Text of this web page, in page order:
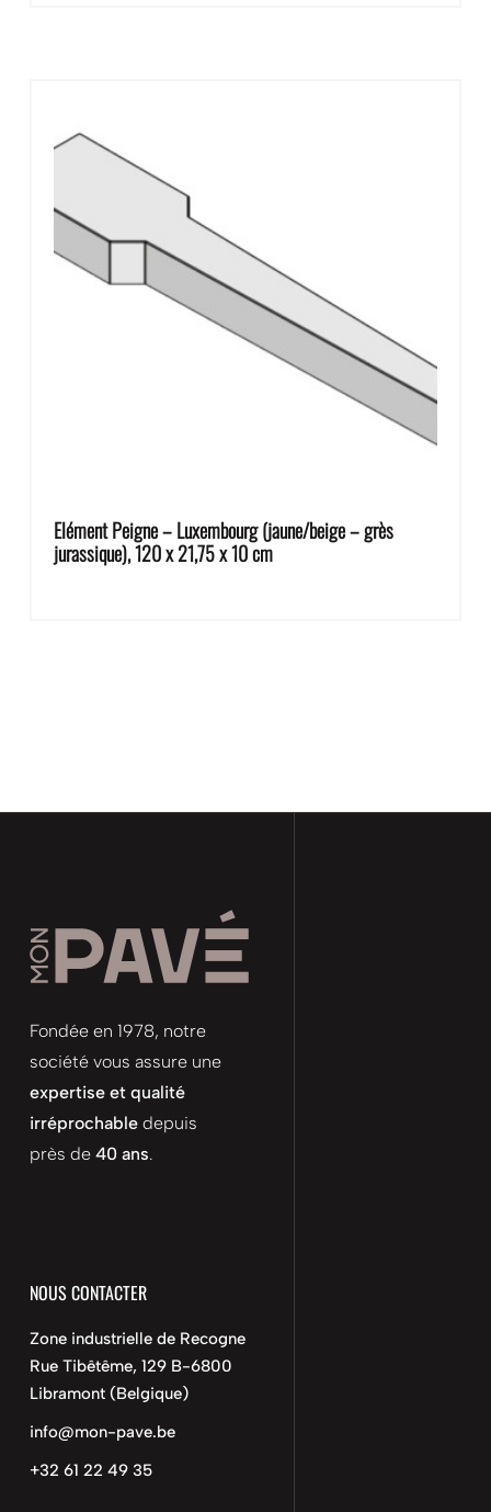
Elément Peigne – Luxembourg (jaune/beige – grès
jurassique), 120 x 21,75 x 10 cm
Fondée en 1978, notre
société vous assure une
expertise et qualité
irréprochabledepuis
près de 40 ans.
NOUS CONTACTER
Zone industrielle de Recogne
Rue Tibêtême, 129 B-6800
Libramont (Belgique)
info@mon-pave.be
+32 61 22 49 35